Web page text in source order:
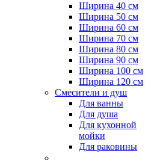
Ширина 40 см
Ширина 50 см
Ширина 60 см
Ширина 70 см
Ширина 80 см
Ширина 90 см
Ширина 100 см
Ширина 120 см
Смесители и душ
Для ванны
Для душа
Для кухонной
мойки
Для раковины